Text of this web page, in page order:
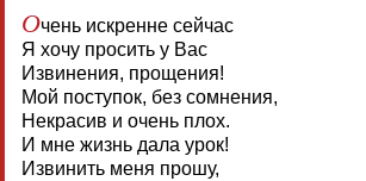
Очень искренне сейчас
Я хочу просить у Вас
Извинения, прощения!
Мой поступок, без сомнения,
Некрасив и очень плох.
И мне жизнь дала урок!
Извинить меня прошу,